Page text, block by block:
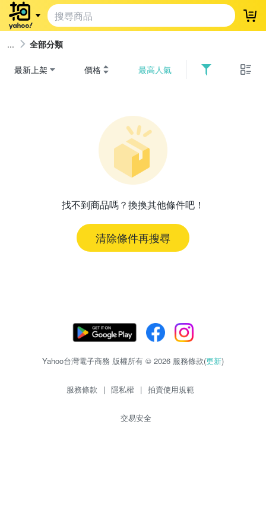
登
全部分類
最新上架 價格 最高人氣
找不到商品嗎？換換其他條件吧！
清除條件再搜尋
Yahoo台灣電子商務 版權所有 © 2026 服務條款(更新)
服務條款 | 隱私權 | 拍賣使用規範
交易安全